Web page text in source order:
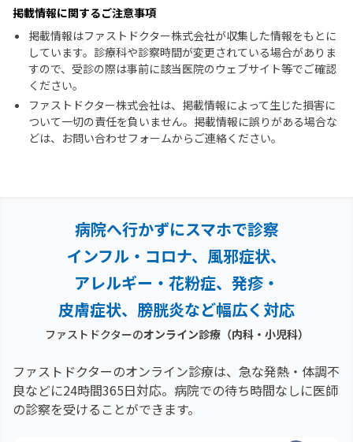
掲載情報に関するご注意事項
掲載情報はファストドクター株式会社が収集した情報をもとに
しています。診療科や診察時間が変更されている場合がありま
すので、受診の際は事前に該当医院のウェブサイト等でご確認
ください。
ファストドクター株式会社は、掲載情報によって生じた損害に
ついて一切の責任を負いません。掲載情報に誤りがある場合な
どは、お問い合わせフォームからご連絡ください。
病院へ行かずにスマホで診察
インフル・コロナ、風邪症状、
アレルギー・花粉症、 発疹・
皮膚症状、膀胱炎など幅広く対応
ファストドクターのオンライン診療（内科・小児科）
ファストドクターのオンライン診療は、急な発熱・体調不
良などに24時間365日対応。 病院での待ち時間なしに医師
の診察を受けることができます。